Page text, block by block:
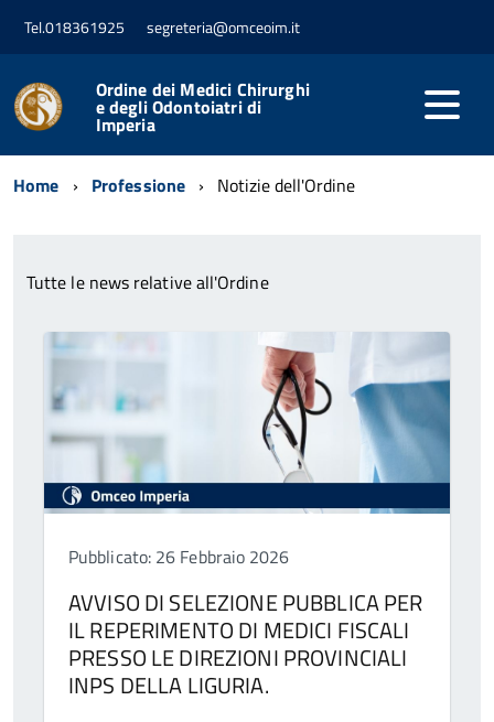
Tel.018361925 segreteria@omceoim.it
Ordine dei Medici Chirurghi
e degli Odontoiatri di
Imperia
Home Professione Notizie dell'Ordine
Tutte le news relative all'Ordine
Pubblicato: 26 Febbraio 2026
AVVISO DI SELEZIONE PUBBLICA PER
IL REPERIMENTO DI MEDICI FISCALI
PRESSO LE DIREZIONI PROVINCIALI
INPS DELLA LIGURIA.